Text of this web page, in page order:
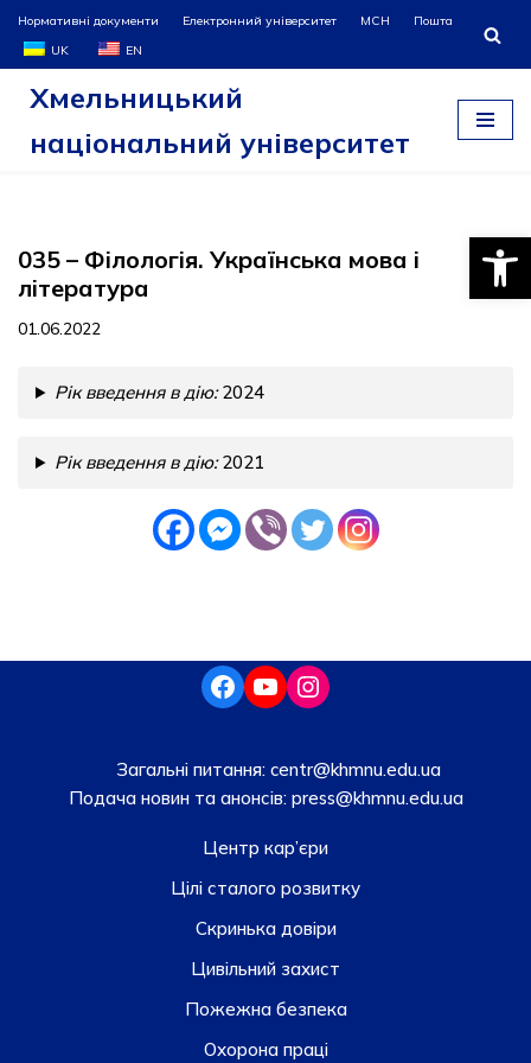
Перейти
до
Нормативні документи Електронний університет МСН
Пошта
UK
EN
Хмельницький
національний університет
035 – Філологія. Українська мова і
література
01.06.2022
Рік введення в дію:2024
Рік введення в дію:2021
Загальні питання: centr@khmnu.edu.ua
Подача новин та анонсів:press@khmnu.edu.ua
Центр кар’єри
Цілі сталого розвитку
Скринька довiри
Цивільний захист
Пожежна безпека
Охорона праці